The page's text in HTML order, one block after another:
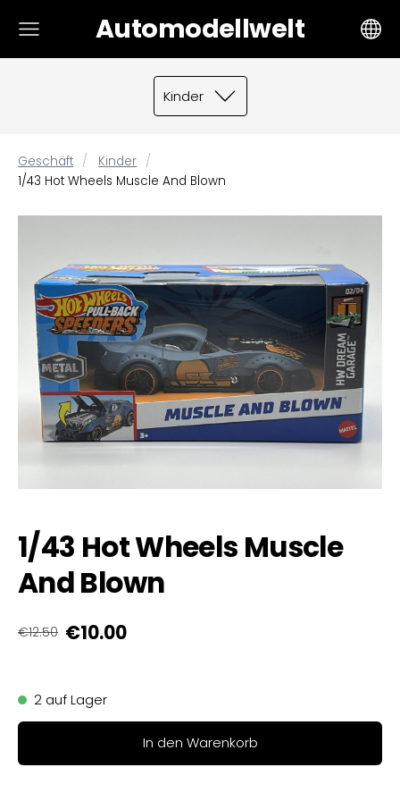
Automodellwelt
Kinder
Geschäft
Kinder
1/43 Hot Wheels Muscle And Blown
1/43 Hot Wheels Muscle
And Blown
€12.50 €10.00
2 auf Lager
In den Warenkorb